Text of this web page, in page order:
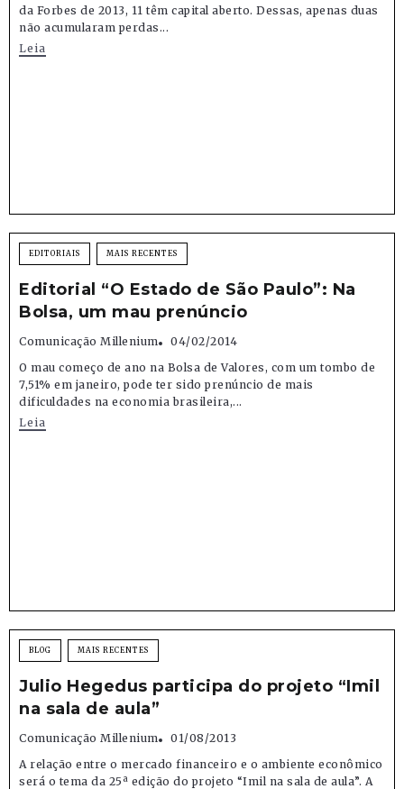
da Forbes de 2013, 11 têm capital aberto. Dessas, apenas duas
não acumularam perdas...
Leia
EDITORIAIS MAIS RECENTES
Editorial “O Estado de São Paulo”: Na
Bolsa, um mau prenúncio
Comunicação Millenium
04/02/2014
O mau começo de ano na Bolsa de Valores, com um tombo de
7,51% em janeiro, pode ter sido prenúncio de mais
dificuldades na economia brasileira,...
Leia
BLOG MAIS RECENTES
Julio Hegedus participa do projeto “Imil
na sala de aula”
Comunicação Millenium
01/08/2013
A relação entre o mercado financeiro e o ambiente econômico
será o tema da 25ª edição do projeto “Imil na sala de aula”. A